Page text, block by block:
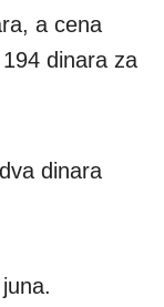
a cena
dinara za
dinara